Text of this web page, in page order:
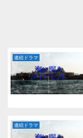
連続ドラマ
連続ドラマ